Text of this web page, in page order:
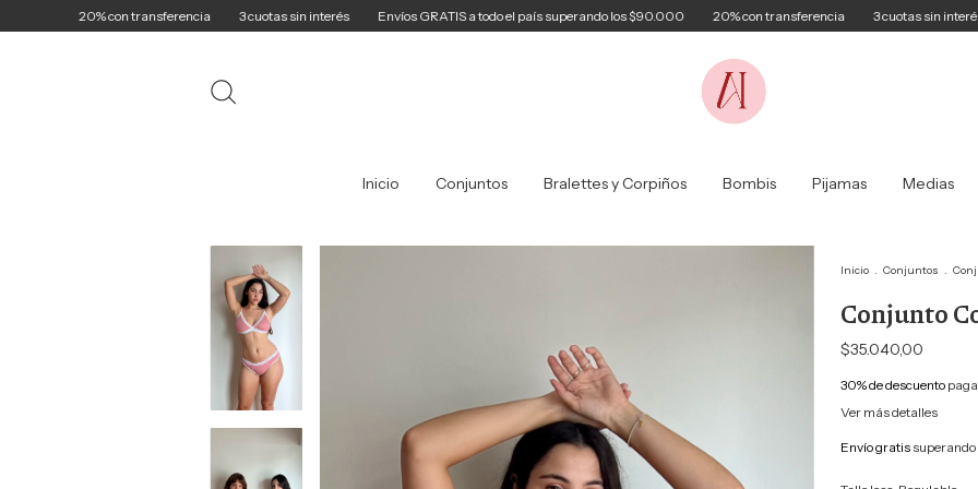
20% con transferencia 3 cuotas sin interés Envíos GRATIS a todo el país superando los $90.000 20% con transferencia 3 cuotas sin interés Envíos
Inicio Conjuntos Bralettes y Corpiños Bombis Pijamas Medias
Inicio . Conjuntos .
Conjunto
$35.040,00
30% de descuento
Ver más detalles
Envío gratis superando